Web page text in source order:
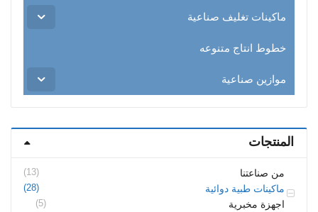
ماكينات تغليف صناعية
خطوط انتاج متنوعه
موازين صناعية
المنتجات
من صناعتنا (13)
ماكينات طبية دوائية (28)
اجهزة مخبرية (5)